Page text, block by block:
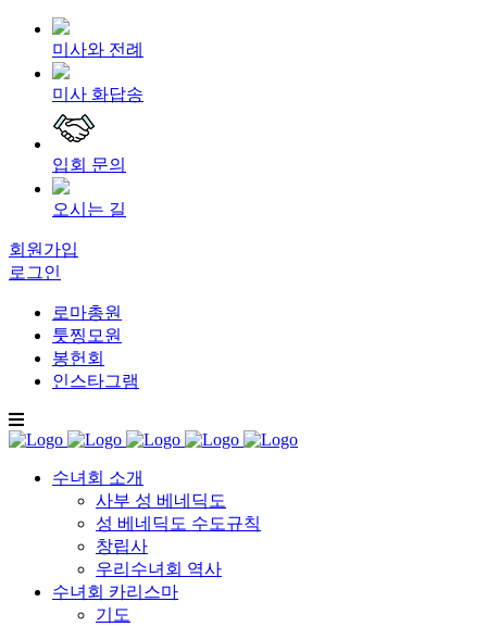
미사와 전례
미사 화답송
입회 문의
오시는 길
회원가입
로그인
로마총원
툿찡모원
봉헌회
인스타그램
수녀회 소개
사부 성 베네딕도
성 베네딕도 수도규칙
창립사
우리수녀회 역사
수녀회 카리스마
기도